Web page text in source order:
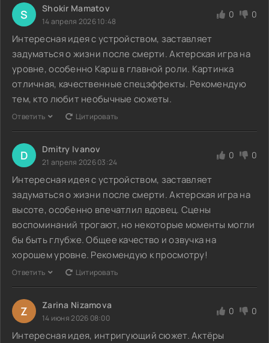
S Shokir Mamatov
14 апреля 2026 10:48
0 0
Интересная идея с устройством, заставляет
задуматься о жизни после смерти. Актерская игра на
уровне, особенно Карш в главной роли. Картинка
отличная, качественные спецэффекты. Рекомендую
тем, кто любит необычные сюжеты.
Ответить Цитировать
D Dmitry Ivanov
21 апреля 2026 03:24
0 0
Интересная идея с устройством, заставляет
задуматься о жизни после смерти. Актерская игра на
высоте, особенно впечатлил вдовец. Сцены
воспоминаний трогают, но некоторые моменты могли
бы быть глубже. Общее качество и озвучка на
хорошем уровне. Рекомендую к просмотру!
Ответить Цитировать
Z Zarina Nizamova
14 июня 2026 08:00
0 0
Интересная идея, интригующий сюжет. Актёры